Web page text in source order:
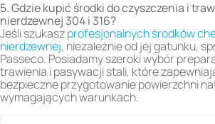
5. Gdzie kupić środki do czyszczenia i
nierdzewnej 304 i 316?
Jeśli szukaszprofesjonalnych środków
nierdzewnej, niezależnie od jej gatunku,
Passeco. Posiadamy szeroki wybór
trawienia i pasywacji stali, które
bezpieczne przygotowanie powierzchni
wymagających warunkach.